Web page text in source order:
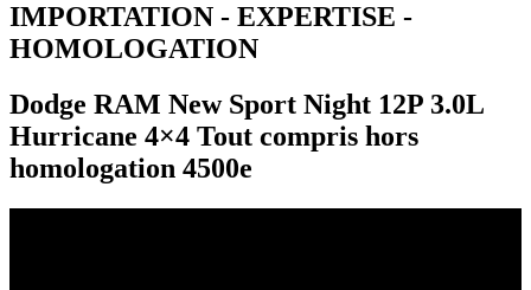
IMPORTATION - EXPERTISE -
HOMOLOGATION
Dodge RAM New Sport Night 12P 3.0L
Hurricane 4×4 Tout compris hors
homologation 4500e